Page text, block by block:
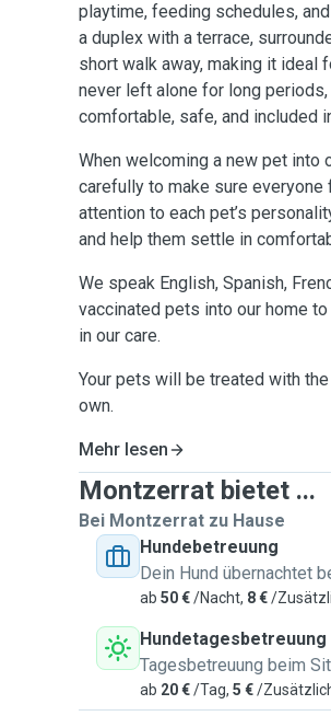
playtime, feeding schedules,
a duplex with a terrace,
short walk away, making it ideal
never left alone for long
comfortable, safe, and included
When welcoming a new pet into
carefully to make sure
attention to each pet’s
and help them settle in
We speak English, Spanish,
vaccinated pets into our home
in our care.
Your pets will be treated with
own.
Mehr lesen
Montzerrat bietet ...
Bei Montzerrat zu Hause
Hundebetreuung
Dein Hund übernachtet
ab 50 €/Nacht, 8 €/
Hundetagesbetreuung
Tagesbetreuung beim
ab 20 €/Tag, 5 €/